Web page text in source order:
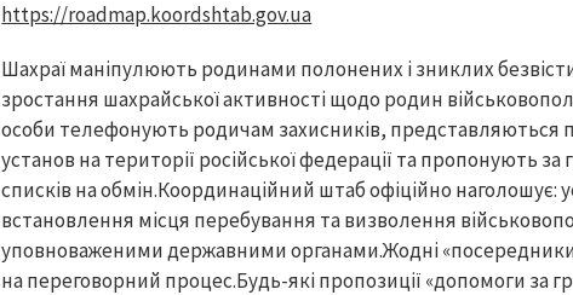
https://roadmap.koordshtab.gov.ua
Шахраї маніпулюють родинами полонених і зниклих
зростання шахрайської активності щодо родин
особи телефонують родичам захисників, представляються
установ на території російської федерації та пропонують
списків на обмін.Координаційний штаб офіційно наголошує:
встановлення місця перебування та визволення
уповноваженими державними органами.Жодні
на переговорний процес.Будь-які пропозиції «допомоги за